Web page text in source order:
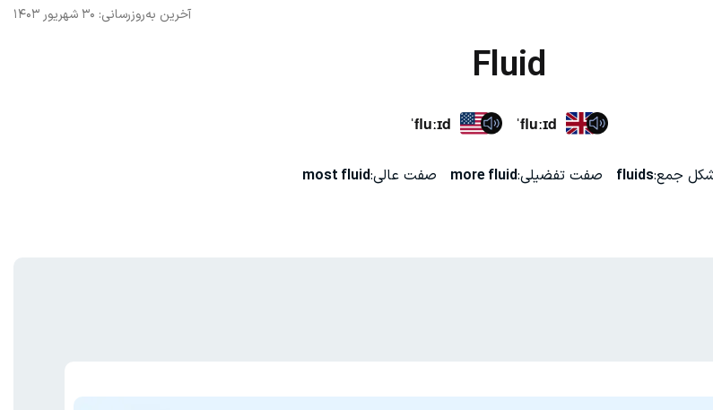
آخرین به‌روزرسانی: ۳۰ شهریور ۱۴۰۳
Fluid
ˈfluːɪd ˈfluːɪd
جمع:fluids صفت تفضیلی:more fluid صفت عالی:most fluid